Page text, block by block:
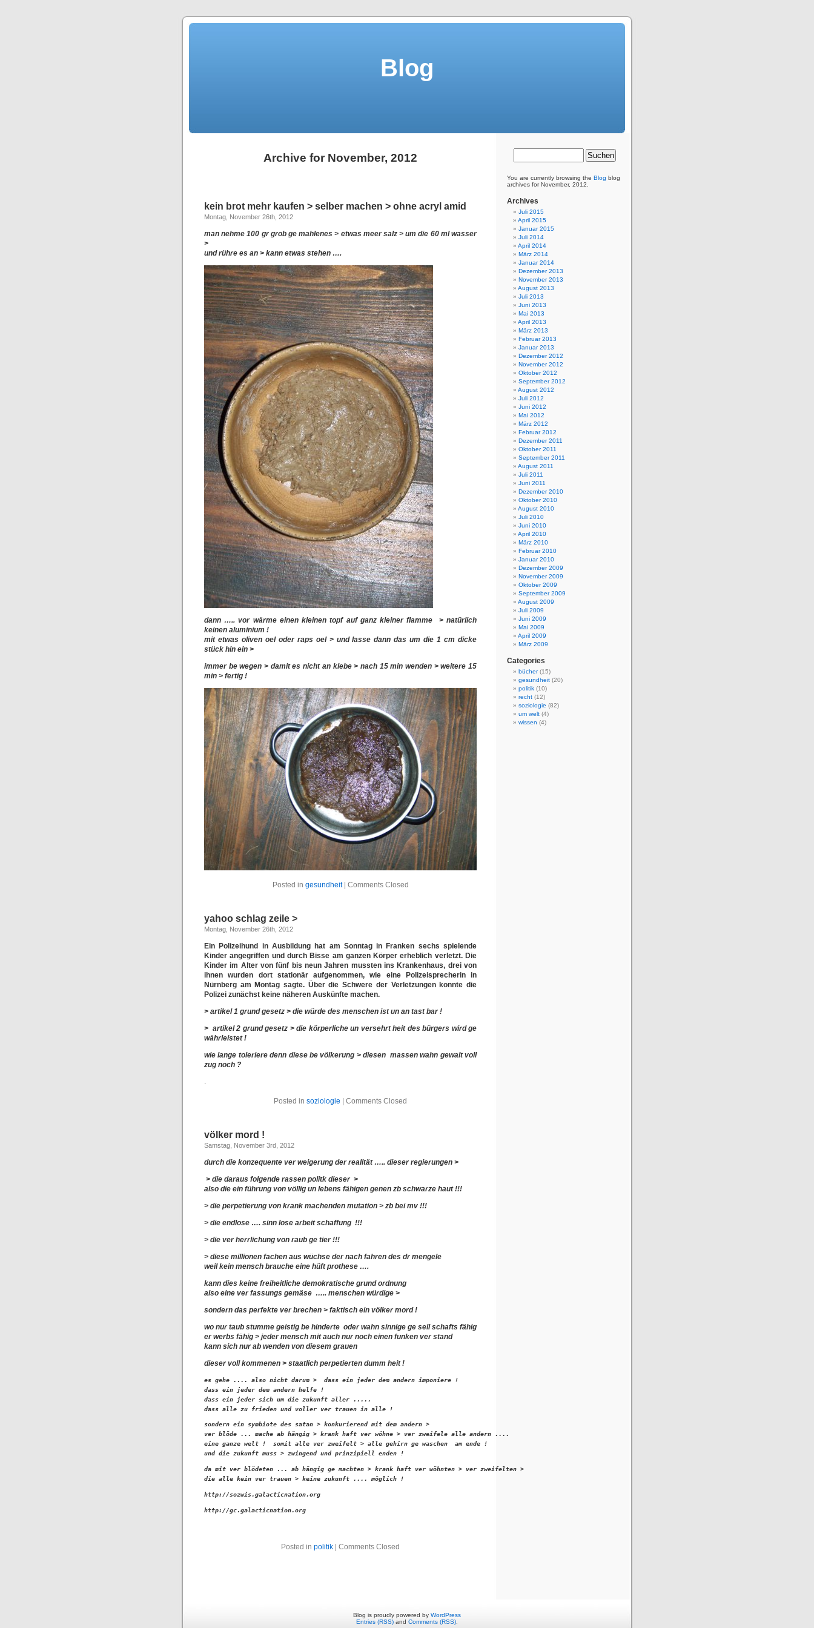
Blog
Archive for November, 2012
kein brot mehr kaufen > selber machen > ohne acryl amid
Montag, November 26th, 2012
man nehme 100 gr grob ge mahlenes > etwas meer salz > um die 60 ml wasser
>
und rühre es an > kann etwas stehen ….
dann ….. vor wärme einen kleinen topf auf ganz kleiner flamme > natürlich
keinen aluminium !
mit etwas oliven oel oder raps oel > und lasse dann das um die 1 cm dicke
stück hin ein >
immer be wegen > damit es nicht an klebe > nach 15 min wenden > weitere 15
min > fertig !
Posted in gesundheit| Comments Closed
yahoo schlag zeile >
Montag, November 26th, 2012
Ein Polizeihund in Ausbildung hat am Sonntag in Franken sechs spielende
Kinder angegriffen und durch Bisse am ganzen Körper erheblich verletzt. Die
Kinder im Alter von fünf bis neun Jahren mussten ins Krankenhaus, drei von
ihnen wurden dort stationär aufgenommen, wie eine Polizeisprecherin in
Nürnberg am Montag sagte. Über die Schwere der Verletzungen konnte die
Polizei zunächst keine näheren Auskünfte machen.
> artikel 1 grund gesetz > die würde des menschen ist un an tast bar !
> artikel 2 grund gesetz > die körperliche un versehrt heit des bürgers wird ge
währleistet !
wie lange toleriere denn diese be völkerung > diesen massen wahn gewalt voll
zug noch ?
Posted in soziologie | Comments Closed
völker mord !
Samstag, November 3rd, 2012
durch die konzequente ver weigerung der realität ….. dieser regierungen >
> die daraus folgende rassen politk dieser >
also die ein führung von völlig un lebens fähigen genen zb schwarze haut !!!
> die perpetierung von krank machenden mutation > zb bei mv !!!
> die endlose …. sinn lose arbeit schaffung !!!
> die ver herrlichung von raub ge tier !!!
> diese millionen fachen aus wüchse der nach fahren des dr mengele
weil kein mensch brauche eine hüft prothese ….
kann dies keine freiheitliche demokratische grund ordnung
also eine ver fassungs gemäse ….. menschen würdige >
sondern das perfekte ver brechen > faktisch ein völker mord !
wo nur taub stumme geistig be hinderte oder wahn sinnige ge sell schafts fähig
er werbs fähig > jeder mensch mit auch nur noch einen funken ver stand
kann sich nur ab wenden von diesem grauen
dieser voll kommenen > staatlich perpetierten dumm heit !
es gehe .... also nicht darum >  dass ein jeder dem andern imponiere !
dass ein jeder dem andern helfe !
dass ein jeder sich um die zukunft aller .....
dass alle zu frieden und voller ver trauen in alle !
sondern ein symbiote des satan > konkurierend mit dem andern >
ver blöde ... mache ab hängig > krank haft ver wöhne > ver zweifele alle andern ....
eine ganze welt !  somit alle ver zweifelt > alle gehirn ge waschen  am ende !
und die zukunft muss > zwingend und prinzipiell enden !
da mit ver blödeten ... ab hängig ge machten > krank haft ver wöhnten > ver zweifelten >
die alle kein ver trauen > keine zukunft .... möglich !
http://sozwis.galacticnation.org
http://gc.galacticnation.org
Posted in politik | Comments Closed
You are currently browsing the Blog blog
archives for November, 2012.
Archives
Juli 2015
April 2015
Januar 2015
Juli 2014
April 2014
März 2014
Januar 2014
Dezember 2013
November 2013
August 2013
Juli 2013
Juni 2013
Mai 2013
April 2013
März 2013
Februar 2013
Januar 2013
Dezember 2012
November 2012
Oktober 2012
September 2012
August 2012
Juli 2012
Juni 2012
Mai 2012
März 2012
Februar 2012
Dezember 2011
Oktober 2011
September 2011
August 2011
Juli 2011
Juni 2011
Dezember 2010
Oktober 2010
August 2010
Juli 2010
Juni 2010
April 2010
März 2010
Februar 2010
Januar 2010
Dezember 2009
November 2009
Oktober 2009
September 2009
August 2009
Juli 2009
Juni 2009
Mai 2009
April 2009
März 2009
Categories
bücher(15)
gesundheit (20)
politik (10)
recht (12)
soziologie (82)
um welt (4)
wissen (4)
Blog is proudly powered by WordPress
Entries (RSS) and Comments (RSS)